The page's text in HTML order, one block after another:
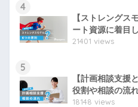
4
【ストレングス
ート資源に着目
21401 views
5
【計画相談支援
役割や相談の流
18148 views